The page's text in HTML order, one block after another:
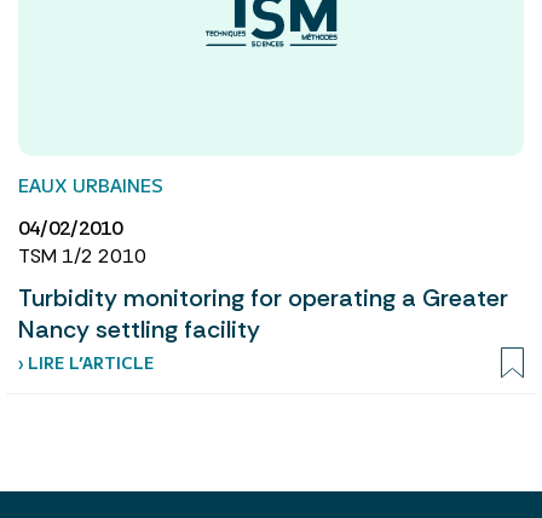
EAUX URBAINES
04/02/2010
TSM 1/2 2010
Turbidity monitoring for operating a Greater
Nancy settling facility
› LIRE L’ARTICLE